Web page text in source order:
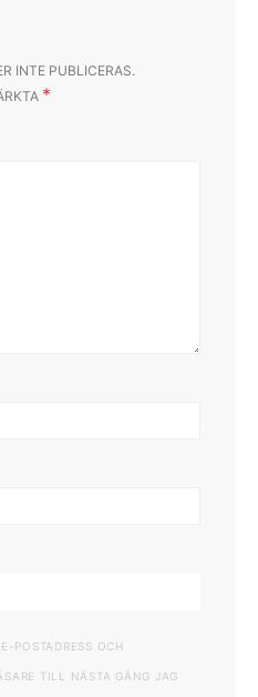
INTE PUBLICERAS.
*
POSTADRESS OCH
TILL NÄSTA GÅNG JAG